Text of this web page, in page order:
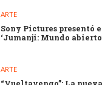
ARTE
Sony Pictures presentó
‘Jumanji: Mundo
ARTE